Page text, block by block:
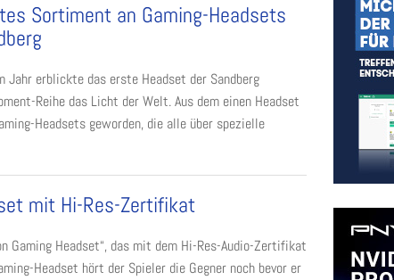
Sortiment an Gaming-Headsets
Jahr erblickte das erste Headset der Sandberg
Reihe das Licht der Welt. Aus dem einen Headset
Headsets geworden, die alle über spezielle
mit Hi-Res-Zertifikat
Gaming Headset“, das mit dem Hi-Res-Audio-Zertifikat
Headset hört der Spieler die Gegner noch bevor er